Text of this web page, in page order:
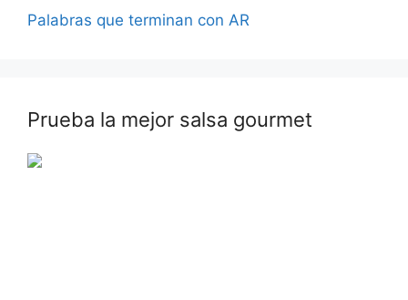
Palabras que terminan con AR
Prueba la mejor salsa gourmet